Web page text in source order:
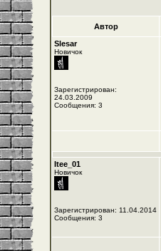
Автор
Slesar
Новичок
Зарегистрирован:
24.03.2009
Сообщения: 3
Itee_01
Новичок
Зарегистрирован: 11.04.2014
Сообщения: 3